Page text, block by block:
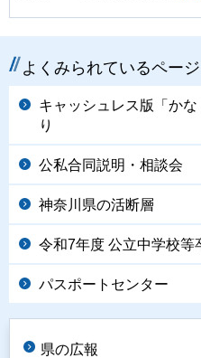
よくみられているページ
キャッシュレス版「か
り
公私合同説明・相談会
神奈川県の活断層
令和7年度 公立中学校等
パスポートセンター
県の広報